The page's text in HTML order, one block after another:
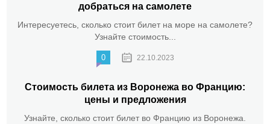
добраться на самолете
Интересуетесь, сколько стоит билет на море на самолете?
Узнайте стоимость...
0 22.10.2023
Стоимость билета из Воронежа во Францию:
цены и предложения
Узнайте, сколько стоит билет во Францию из Воронежа.